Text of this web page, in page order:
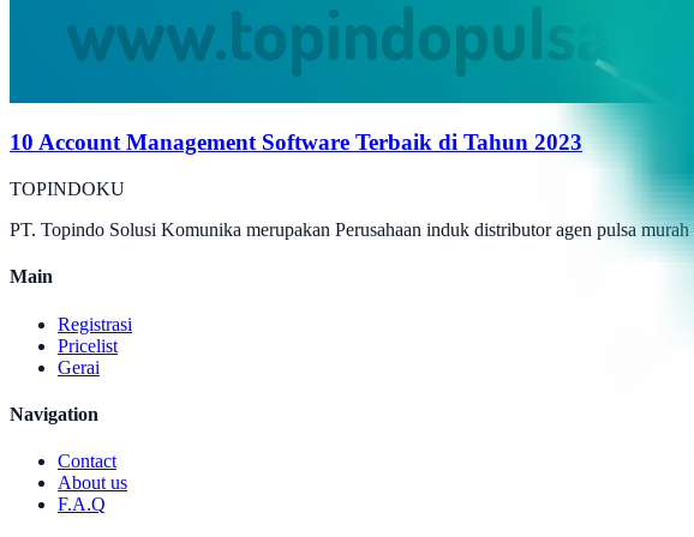
10 Account Management Software Terbaik di Tahun 2023
TOPINDOKU
PT. Topindo Solusi Komunika merupakan Perusahaan induk distributor agen pulsa
Main
Registrasi
Pricelist
Gerai
Navigation
Contact
About us
F.A.Q